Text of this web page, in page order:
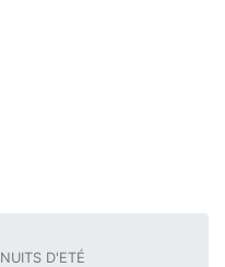
NUITS D'ETÉ